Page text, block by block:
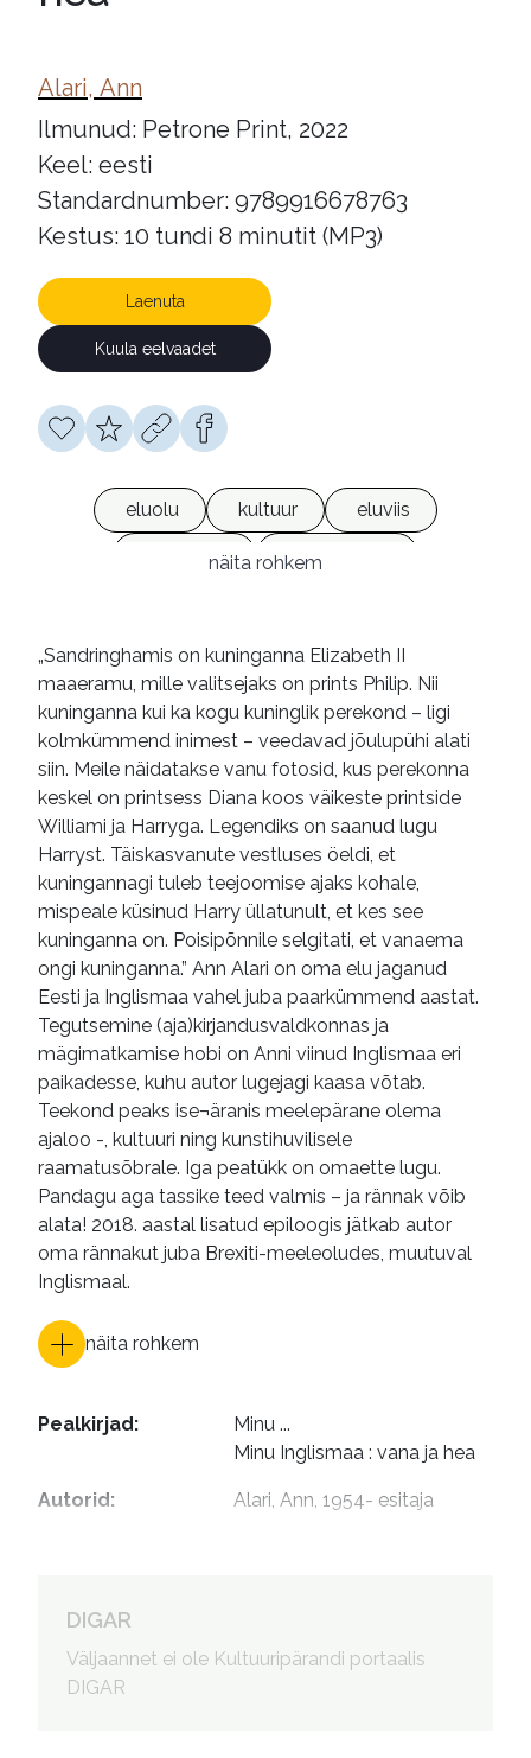
Alari, Ann
Ilmunud: Petrone Print, 2022
Keel: eesti
Standardnumber: 9789916678763
Kestus: 10 tundi 8 minutit (MP3)
Laenuta
Kuula eelvaadet
eluolu kultuur
eluviis
Inglismaa
mälestused
heliraamatud
võrguväljaanded
näita rohkem
„Sandringhamis on kuninganna Elizabeth II
maaeramu, mille valitsejaks on prints Philip. Nii
kuninganna kui ka kogu kuninglik perekond – ligi
kolmkümmend inimest – veedavad jõulupühi alati
siin. Meile näidatakse vanu fotosid, kus perekonna
keskel on printsess Diana koos väikeste printside
Williami ja Harryga. Legendiks on saanud lugu
Harryst. Täiskasvanute vestluses öeldi, et
kuningannagi tuleb teejoomise ajaks kohale,
mispeale küsinud Harry üllatunult, et kes see
kuninganna on. Poisipõnnile selgitati, et vanaema
ongi kuninganna.” Ann Alari on oma elu jaganud
Eesti ja Inglismaa vahel juba paarkümmend aastat.
Tegutsemine (aja)kirjandusvaldkonnas ja
mägimatkamise hobi on Anni viinud Inglismaa eri
paikadesse, kuhu autor lugejagi kaasa võtab.
Teekond peaks ise¬äranis meelepärane olema
ajaloo -, kultuuri ning kunstihuvilisele
raamatusõbrale. Iga peatükk on omaette lugu.
Pandagu aga tassike teed valmis – ja rännak võib
alata! 2018. aastal lisatud epiloogis jätkab autor
oma rännakut juba Brexiti-meeleoludes, muutuval
Inglismaal.
näita rohkem
Pealkirjad:
Minu ...
Minu Inglismaa : vana ja hea
Autorid: Alari, Ann, 1954- esitaja
DIGAR
Väljaannet ei ole Kultuuripärandi portaalis
DIGAR